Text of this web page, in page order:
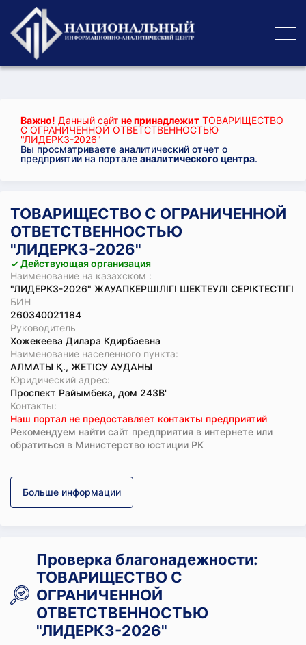
Важно! Данный сайт не принадлежит ТОВАРИЩЕСТВО
С ОГРАНИЧЕННОЙ ОТВЕТСТВЕННОСТЬЮ
"ЛИДЕРКЗ-2026"
Вы просматриваете аналитический отчет о
предприятии на портале аналитического центра.
ТОВАРИЩЕСТВО С ОГРАНИЧЕННОЙ
ОТВЕТСТВЕННОСТЬЮ
"ЛИДЕРКЗ-2026"
✓ Действующая организация
Наименование на казахском :
"ЛИДЕРКЗ-2026" ЖАУАПКЕРШІЛІГІ ШЕКТЕУЛІ СЕРІКТЕСТІГІ
БИН
260340021184
Руководитель
Хожекеева Дилара Кдирбаевна
Наименование населенного пункта:
АЛМАТЫ Қ., ЖЕТІСУ АУДАНЫ
Юридический адрес:
Проспект Райымбека, дом 243В'
Koнтaкты:
Наш портал не предоставляет контакты предприятий
Рекомендуем найти сайт предприятия в интернете или
обратиться в Министерство юстиции РК
Больше информации
Проверка благонадежности:
ТОВАРИЩЕСТВО С
ОГРАНИЧЕННОЙ
ОТВЕТСТВЕННОСТЬЮ
"ЛИДЕРКЗ-2026"